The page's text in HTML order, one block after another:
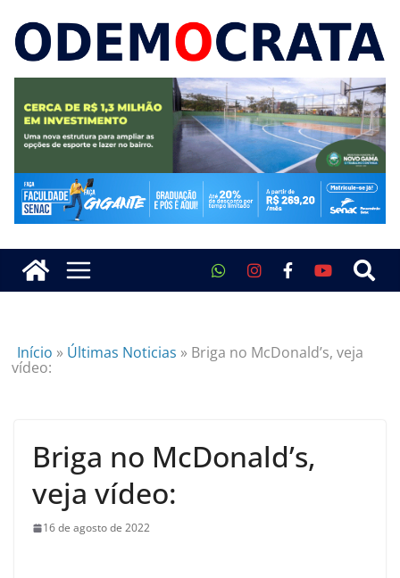
Início » Últimas Noticias » Briga no McDonald’s, veja
vídeo:
Briga no McDonald’s,
veja vídeo:
16 de agosto de 2022